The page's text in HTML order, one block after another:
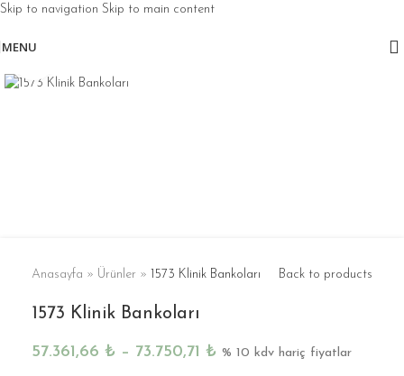
Skip to navigation Skip to main content
MENU
Anasayfa » Ürünler » 1573 Klinik Bankoları Back to products
1573 Klinik Bankoları
57.361,66 ₺ – 73.750,71 ₺ % 10 kdv hariç fiyatlar